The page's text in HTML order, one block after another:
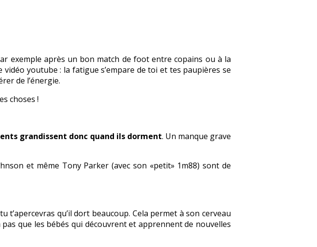
exemple après un bon match de foot entre copains ou à la
youtube : la fatigue s’empare de toi et tes paupières se
de l’énergie.
choses !
grandissent donc quand ils dorment. Un manque grave
et même Tony Parker (avec son «petit» 1m88) sont de
t’apercevras qu’il dort beaucoup. Cela permet à son cerveau
que les bébés qui découvrent et apprennent de nouvelles